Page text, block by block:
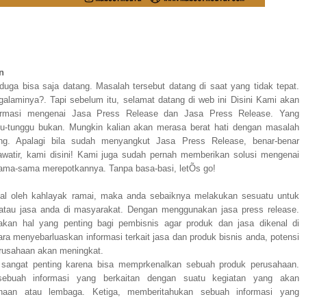
bisa saja datang. Masalah tersebut datang di saat yang tidak tepat.
Tapi sebelum itu, selamat datang di web ini Disini Kami akan
mengenai Jasa Press Release dan Jasa Press Release. Yang
tunggu bukan. Mungkin kalian akan merasa berat hati dengan masalah
Apalagi bila sudah menyangkut Jasa Press Release, benar-benar
kami disini! Kami juga sudah pernah memberikan solusi mengenai
sama merepotkannya. Tanpa basa-basi, letÕs go!
oleh kahlayak ramai, maka anda sebaiknya melakukan sesuatu untuk
jasa anda di masyarakat. Dengan menggunakan jasa press release.
hal yang penting bagi pembisnis agar produk dan jasa dikenal di
menyebarluaskan informasi terkait jasa dan produk bisnis anda, potensi
akan meningkat.
penting karena bisa memprkenalkan sebuah produk perusahaan.
informasi yang berkaitan dengan suatu kegiatan yang akan
atau lembaga. Ketiga, memberitahukan sebuah informasi yang